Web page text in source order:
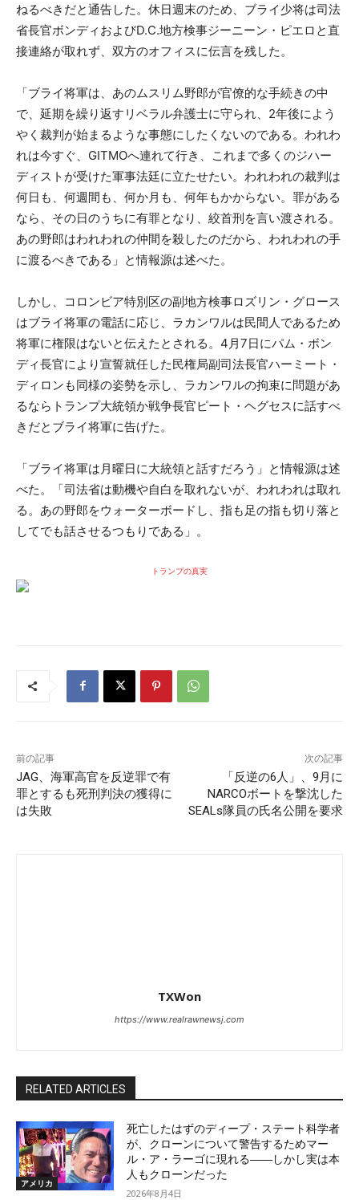
ねるべきだと通告した。休日週末のため、ブライ少将は司法
省長官ボンディおよびD.C.地方検事ジーニーン・ピエロと直
接連絡が取れず、双方のオフィスに伝言を残した。
「ブライ将軍は、あのムスリム野郎が官僚的な手続きの中
で、延期を繰り返すリベラル弁護士に守られ、2年後によう
やく裁判が始まるような事態にしたくないのである。われわ
れは今すぐ、GITMOへ連れて行き、これまで多くのジハー
ディストが受けた軍事法廷に立たせたい。われわれの裁判は
何日も、何週間も、何か月も、何年もかからない。罪がある
なら、その日のうちに有罪となり、絞首刑を言い渡される。
あの野郎はわれわれの仲間を殺したのだから、われわれの手
に渡るべきである」と情報源は述べた。
しかし、コロンビア特別区の副地方検事ロズリン・グロース
はブライ将軍の電話に応じ、ラカンワルは民間人であるため
将軍に権限はないと伝えたとされる。4月7日にパム・ボン
ディ長官により宣誓就任した民権局副司法長官ハーミート・
ディロンも同様の姿勢を示し、ラカンワルの拘束に問題があ
るならトランプ大統領か戦争長官ピート・ヘグセスに話すべ
きだとブライ将軍に告げた。
「ブライ将軍は月曜日に大統領と話すだろう」と情報源は述
べた。「司法省は動機や自白を取れないが、われわれは取れ
る。あの野郎をウォーターボードし、指も足の指も切り落と
してでも話させるつもりである」。
トランプの真実
前の記事
JAG、海軍高官を反逆罪で有
罪とするも死刑判決の獲得に
は失敗
次の記事
「反逆の6人」、9月に
NARCOボートを撃沈した
SEALs隊員の氏名公開を要求
TXWon
https://www.realrawnewsj.com
RELATED ARTICLES
アメリカ
死亡したはずのディープ・ステート科学者
が、クローンについて警告するためマー
ル・ア・ラーゴに現れる――しかし実は本
人もクローンだった
2026年8月4日